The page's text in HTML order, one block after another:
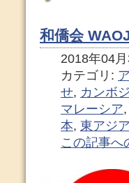
和僑会
2018年04
カテゴリ:
せ, カンボ
マレーシア
本, 東アジ
この記事へ